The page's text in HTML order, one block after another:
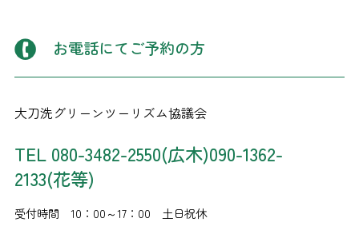
お電話にてご予約の方
大刀洗グリーンツーリズム協議会
TEL 080-3482-2550(広木)090-1362-
2133(花等)
受付時間 10：00～17：00 土日祝休